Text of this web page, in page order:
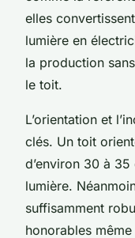
elles
lumière en
la production
le toit.
L’orientation et
clés. Un toit
d’environ 30 à
lumière.
suffisamment
honorables